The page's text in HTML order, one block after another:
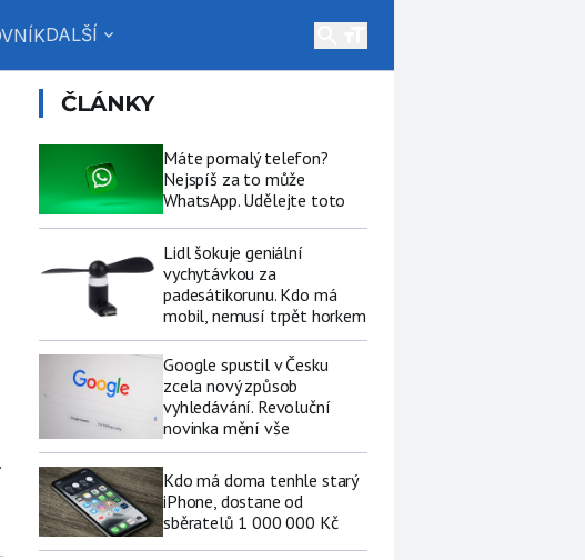
DALŠÍ expand_more
ČLÁNKY
Máte pomalý telefon?
Nejspíš za to může
WhatsApp. Udělejte toto
Lidl šokuje geniální
vychytávkou za
padesátikorunu. Kdo má
mobil, nemusí trpět horkem
Google spustil v Česku
zcela nový způsob
vyhledávání. Revoluční
novinka mění vše
Kdo má doma tenhle starý
iPhone, dostane od
sběratelů 1 000 000 Kč